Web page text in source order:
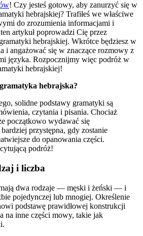
! Czy jesteś gotowy, aby zanurzyć się w
hebrajskiej? Trafiłeś we właściwe
do zrozumienia informacjami i
artykuł poprowadzi Cię przez
hebrajskiej. Wkrótce będziesz w
i angażować się w znaczące rozmowy z
języka. Rozpocznijmy więc podróż w
hebrajskiej!
hebrajska?
solidne podstawy gramatyki są
czytania i pisania. Chociaż
początkowo wydawać się
przystępna, gdy zostanie
do opanowania części.
podróż!
i liczba
dwa rodzaje — męski i żeński — i
pojedynczej lub mnogiej. Określenie
podstawę prawidłowej konstrukcji
na inne części mowy, takie jak